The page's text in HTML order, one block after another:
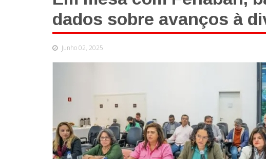
dados sobre avanços à
Junho 02, 2025